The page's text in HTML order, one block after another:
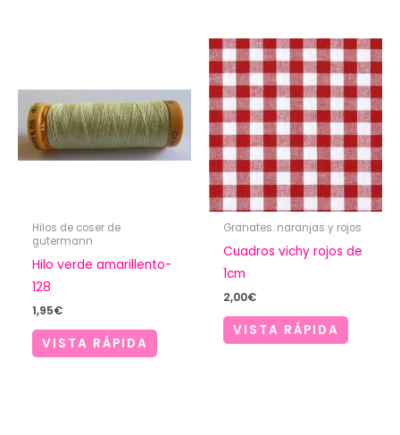
Hilos de coser de
gutermann
Hilo verde amarillento-
128
1,95€
VISTA RÁPIDA
Granates. naranjas y rojos
Cuadros vichy rojos de
1cm
2,00€
VISTA RÁPIDA